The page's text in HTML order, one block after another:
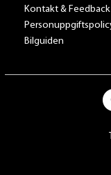
Kontakt & Feedback
Bilguiden